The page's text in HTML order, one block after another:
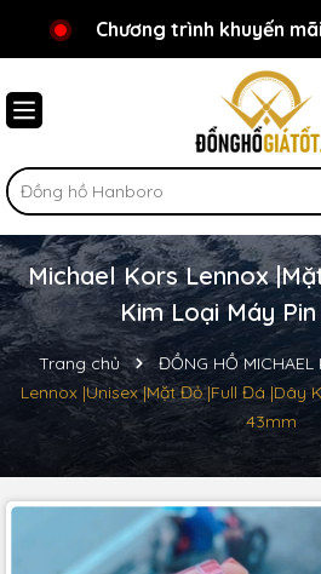
Chào mừng bạn đến
Chương trình khuyến
Michael Kors Lennox
Kim Loại Máy Pin
Trang chủ ĐỒNG HỒ MICHAEL
Lennox |Unisex |Mặt Đỏ |Full Đá |Dây
43mm